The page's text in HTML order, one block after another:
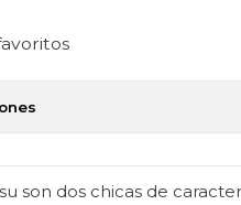
son dos chicas de